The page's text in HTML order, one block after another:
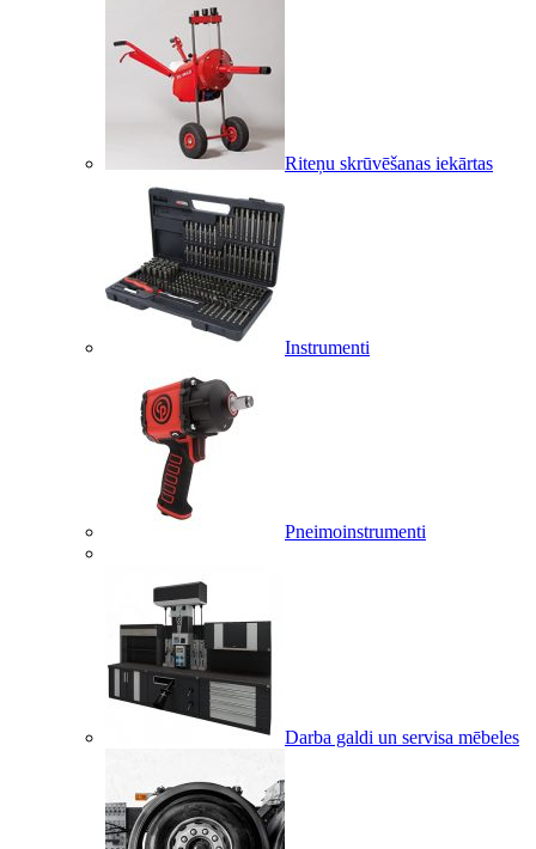
Riteņu skrūvēšanas iekārtas
Instrumenti
Pneimoinstrumenti
Darba galdi un servisa mēbeles